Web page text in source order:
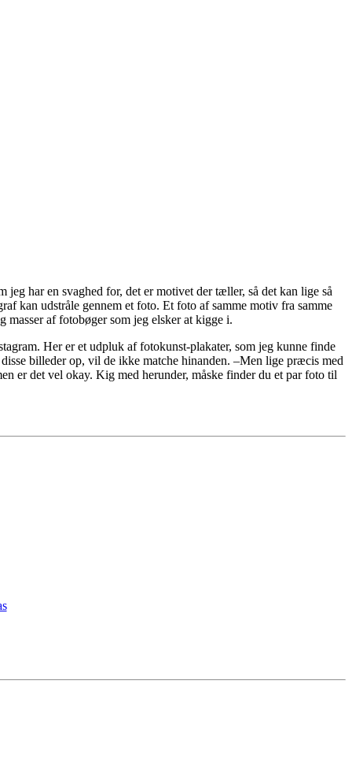
har en svaghed for, det er motivet der tæller, så det kan lige så
kan udstråle gennem et foto. Et foto af samme motiv fra samme
af fotobøger som jeg elsker at kigge i.
Her er et udpluk af fotokunst-plakater, som jeg kunne finde
billeder op, vil de ikke matche hinanden. –Men lige præcis med
er det vel okay. Kig med herunder, måske finder du et par foto til